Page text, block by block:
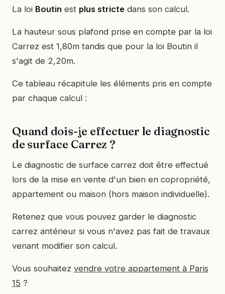
La loi Boutin est plus stricte dans son calcul.
La hauteur sous plafond prise en compte par la loi
Carrez est 1,80m tandis que pour la loi Boutin il
s'agit de 2,20m.
Ce tableau récapitule les éléments pris en compte
par chaque calcul :
Quand dois-je effectuer le diagnostic
de surface Carrez ?
Le diagnostic de surface carrez doit être effectué
lors de la mise en vente d'un bien en copropriété,
appartement ou maison (hors maison individuelle).
Retenez que vous pouvez garder le diagnostic
carrez antérieur si vous n'avez pas fait de travaux
venant modifier son calcul.
Vous souhaitez vendre votre appartement à Paris
15 ?